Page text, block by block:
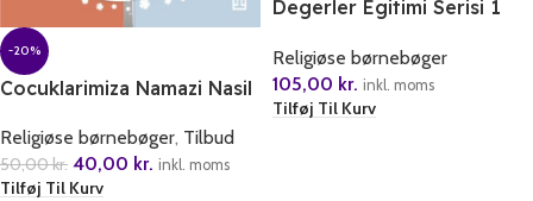
-20%
Cocuklarimiza Namazi Nasil
Religiøse børnebøger, Tilbud
50,00kr. 40,00 kr. inkl. moms
Tilføj Til Kurv
Degerler Egitimi Serisi 1
Religiøse børnebøger
105,00 kr. inkl. moms
Tilføj Til Kurv